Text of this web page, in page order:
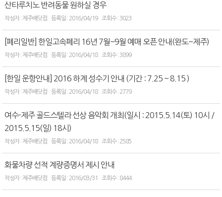
산타루치노 반려동물 원하실 경우
제주배닷컴 2016/04/19 3023
[페리일반] 한일고속페리 16년 7월~9월 예매 오픈 안내(완도~제주)
제주배닷컴 2016/04/18 3899
[한일 운항안내] 2016 하계 성수기 안내 (기간 : 7.25 ~ 8.15 )
제주배닷컴 2016/04/18 2779
여수-제주 골드스텔라 선상 음악회 개최(일시 : 2015.5.14(토) 10시 /
2015.5.15(일) 18시)
제주배닷컴 2016/04/18 2585
화물차량 선적 계량증명서 제시 안내
제주배닷컴 2016/03/31 8444